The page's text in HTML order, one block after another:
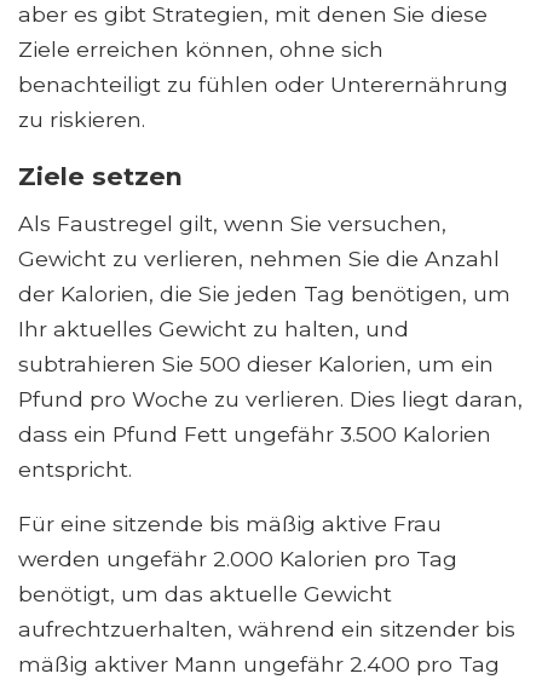
aber es gibt Strategien, mit denen Sie diese
Ziele erreichen können, ohne sich
benachteiligt zu fühlen oder Unterernährung
zu riskieren.
Ziele setzen
Als Faustregel gilt, wenn Sie versuchen,
Gewicht zu verlieren, nehmen Sie die Anzahl
der Kalorien, die Sie jeden Tag benötigen, um
Ihr aktuelles Gewicht zu halten, und
subtrahieren Sie 500 dieser Kalorien, um ein
Pfund pro Woche zu verlieren. Dies liegt daran,
dass ein Pfund Fett ungefähr 3.500 Kalorien
entspricht.
Für eine sitzende bis mäßig aktive Frau
werden ungefähr 2.000 Kalorien pro Tag
benötigt, um das aktuelle Gewicht
aufrechtzuerhalten, während ein sitzender bis
mäßig aktiver Mann ungefähr 2.400 pro Tag